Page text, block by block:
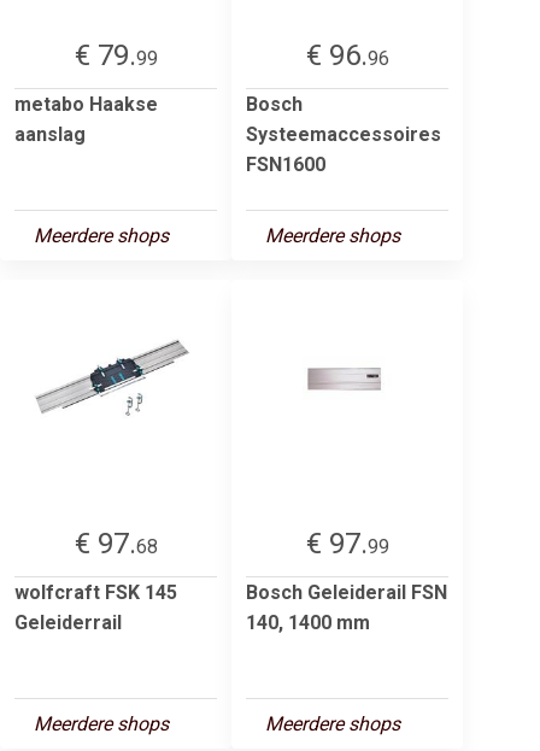
€ 79.99
metabo Haakse
aanslag
Meerdere shops
€ 96.96
Bosch
Systeemaccessoires
FSN1600
Meerdere shops
€ 97.68
wolfcraft FSK 145
Geleiderrail
Meerdere shops
€ 97.99
Bosch Geleiderail FSN
140, 1400 mm
Meerdere shops